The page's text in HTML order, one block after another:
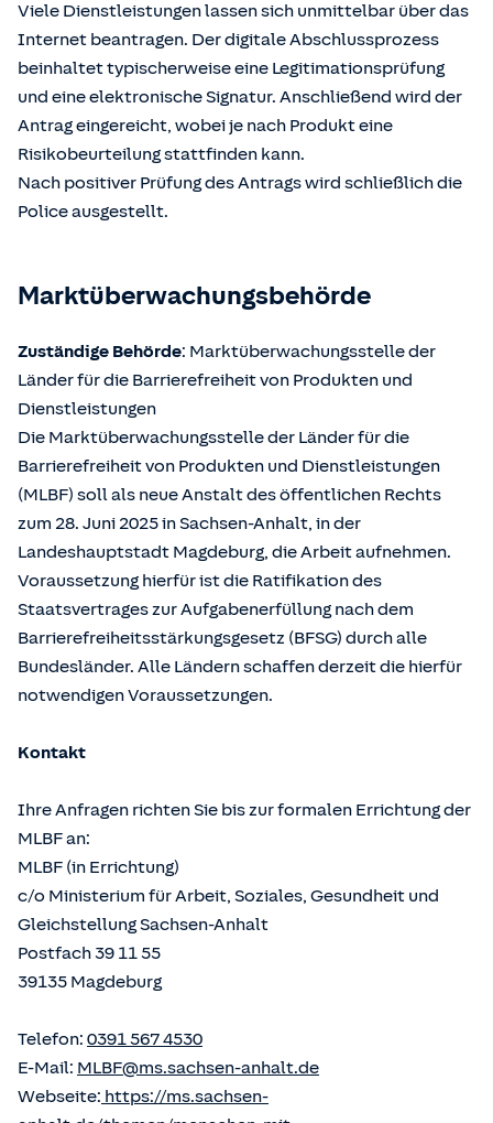
Viele Dienstleistungen lassen sich unmittelbar über das
Internet beantragen. Der digitale Abschlussprozess
beinhaltet typischerweise eine Legitimationsprüfung
und eine elektronische Signatur. Anschließend wird der
Antrag eingereicht, wobei je nach Produkt eine
Risikobeurteilung stattfinden kann.
Nach positiver Prüfung des Antrags wird schließlich die
Police ausgestellt.
Marktüberwachungsbehörde
Zuständige Behörde: Marktüberwachungsstelle der
Länder für die Barrierefreiheit von Produkten und
Dienstleistungen
Die Marktüberwachungsstelle der Länder für die
Barrierefreiheit von Produkten und Dienstleistungen
(MLBF) soll als neue Anstalt des öffentlichen Rechts
zum 28. Juni 2025 in Sachsen-Anhalt, in der
Landeshauptstadt Magdeburg, die Arbeit aufnehmen.
Voraussetzung hierfür ist die Ratifikation des
Staatsvertrages zur Aufgabenerfüllung nach dem
Barrierefreiheitsstärkungsgesetz (BFSG) durch alle
Bundesländer. Alle Ländern schaffen derzeit die hierfür
notwendigen Voraussetzungen.
Kontakt
Ihre Anfragen richten Sie bis zur formalen Errichtung der
MLBF an:
MLBF (in Errichtung)
c/o Ministerium für Arbeit, Soziales, Gesundheit und
Gleichstellung Sachsen-Anhalt
Postfach 39 11 55
39135 Magdeburg
Telefon: 0391 567 4530
E-Mail: MLBF@ms.sachsen-anhalt.de
Webseite: https://ms.sachsen-